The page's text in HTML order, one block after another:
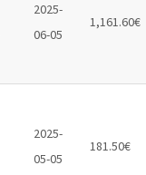
2025-
06-05
1,161.60€
2025-
05-05
181.50€